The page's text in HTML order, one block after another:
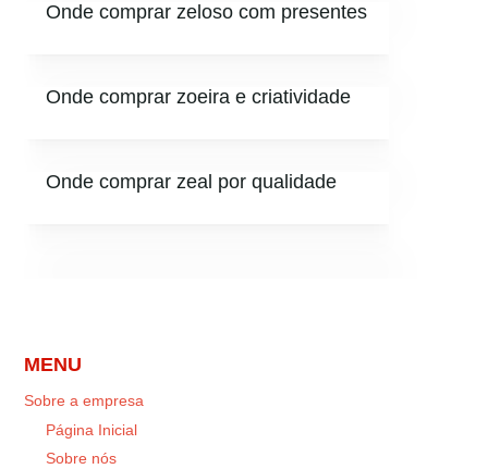
Onde comprar zeloso com presentes
Onde comprar zoeira e criatividade
Onde comprar zeal por qualidade
MENU
Sobre a empresa
Página Inicial
Sobre nós